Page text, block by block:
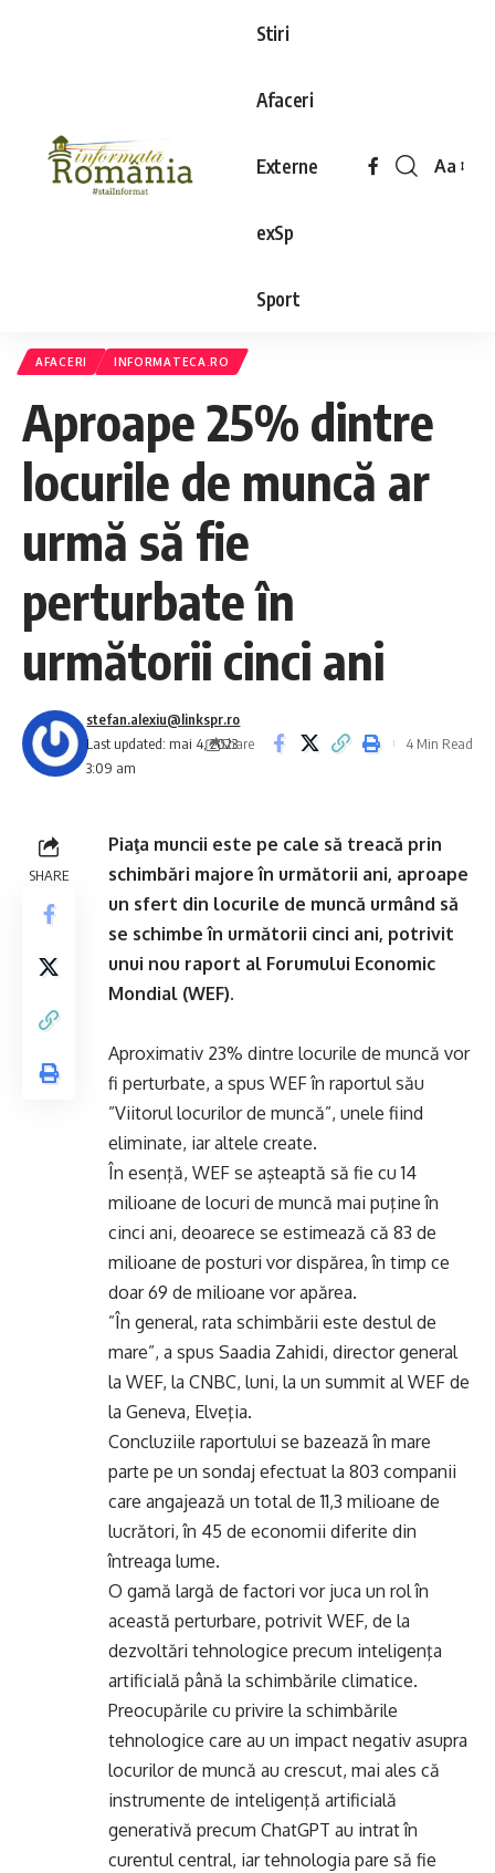
Stiri
Afaceri
Externe
exSp
Sport
Aa
AFACERI INFORMATECA.RO
Aproape 25% dintre
locurile de muncă ar
urmă să fie
perturbate în
următorii cinci ani
Last updated: mai 4, 2023
3:09 am
stefan.alexiu@linkspr.ro
Share
4 Min Read
SHARE
Piaţa muncii este pe cale să treacă prin
schimbări majore în următorii ani, aproape
un sfert din locurile de muncă urmând să
se schimbe în următorii cinci ani, potrivit
unui nou raport al Forumului Economic
Mondial (WEF).
Aproximativ 23% dintre locurile de muncă vor
fi perturbate, a spus WEF în raportul său
”Viitorul locurilor de muncă”, unele fiind
eliminate, iar altele create.
În esenţă, WEF se aşteaptă să fie cu 14
milioane de locuri de muncă mai puţine în
cinci ani, deoarece se estimează că 83 de
milioane de posturi vor dispărea, în timp ce
doar 69 de milioane vor apărea.
”În general, rata schimbării este destul de
mare”, a spus Saadia Zahidi, director general
la WEF, la CNBC, luni, la un summit al WEF de
la Geneva, Elveţia.
Concluziile raportului se bazează în mare
parte pe un sondaj efectuat la 803 companii
care angajează un total de 11,3 milioane de
lucrători, în 45 de economii diferite din
întreaga lume.
O gamă largă de factori vor juca un rol în
această perturbare, potrivit WEF, de la
dezvoltări tehnologice precum inteligenţa
artificială până la schimbările climatice.
Preocupările cu privire la schimbările
tehnologice care au un impact negativ asupra
locurilor de muncă au crescut, mai ales că
instrumente de inteligenţă artificială
generativă precum ChatGPT au intrat în
curentul central, iar tehnologia pare să fie